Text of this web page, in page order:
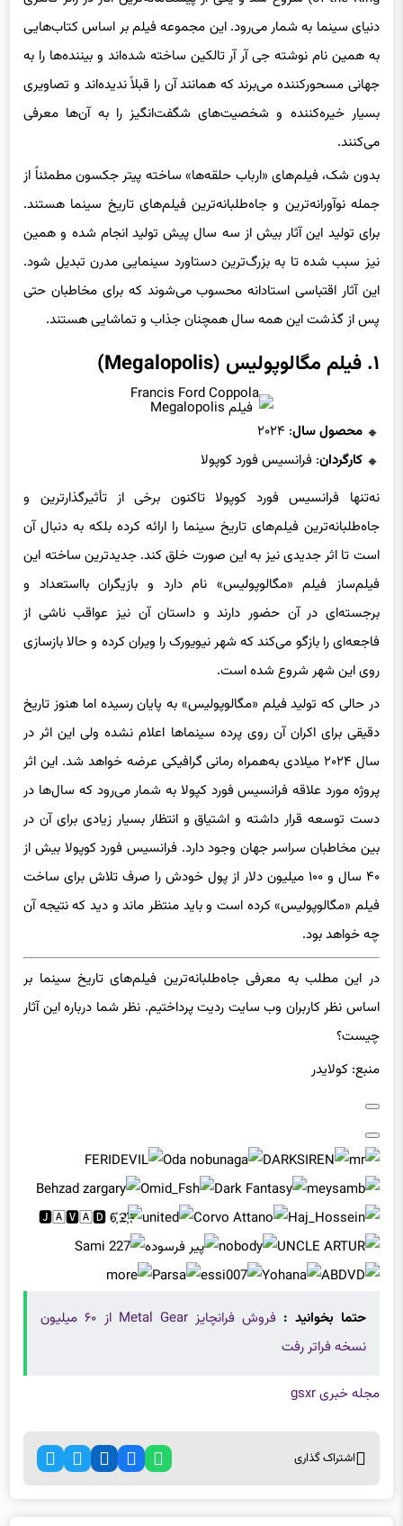
دنیای سینما به شمار می‌رود. این مجموعه فیلم بر اساس کتاب‌هایی
به همین نام نوشته جی آر آر تالکین ساخته شده‌اند و بیننده‌ها را به
جهانی مسحورکننده می‌برند که همانند آن را قبلاً ندیده‌اند و تصاویری
بسیار خیره‌کننده و شخصیت‌های شگفت‌انگیز را به آن‌ها معرفی
می‌کنند.
بدون شک، فیلم‌های «ارباب حلقه‌ها» ساخته پیتر جکسون مطمئناً از
جمله نوآورانه‌ترین و جاه‌طلبانه‌ترین فیلم‌های تاریخ سینما هستند.
برای تولید این آثار بیش از سه سال پیش تولید انجام شده و همین
نیز سبب شده تا به بزرگ‌ترین دستاورد سینمایی مدرن تبدیل شود.
این آثار اقتباسی استادانه محسوب می‌شوند که برای مخاطبان حتی
پس از گذشت این همه سال همچنان جذاب و تماشایی هستند.
۱. فیلم مگالوپولیس (Megalopolis)
فیلم Megalopolis
محصول سال: ۲۰۲۴
کارگردان: فرانسیس فورد کوپولا
نه‌تنها فرانسیس فورد کوپولا تاکنون برخی از تأثیرگذارترین و
جاه‌طلبانه‌ترین فیلم‌های تاریخ سینما را ارائه کرده بلکه به دنبال آن
است تا اثر جدیدی نیز به این صورت خلق کند. جدیدترین ساخته این
فیلم‌ساز فیلم «مگالوپولیس» نام دارد و بازیگران بااستعداد و
برجسته‌ای در آن حضور دارند و داستان آن نیز عواقب ناشی از
فاجعه‌ای را بازگو می‌کند که شهر نیویورک را ویران کرده و حالا بازسازی
روی این شهر شروع شده است.
در حالی که تولید فیلم «مگالوپولیس» به پایان رسیده اما هنوز تاریخ
دقیقی برای اکران آن روی پرده سینماها اعلام نشده ولی این اثر در
سال ۲۰۲۴ میلادی به‌همراه رمانی گرافیکی عرضه خواهد شد. این اثر
پروژه مورد علاقه فرانسیس فورد کپولا به شمار می‌رود که سال‌ها در
دست توسعه قرار داشته و اشتیاق و انتظار بسیار زیادی برای آن در
بین مخاطبان سراسر جهان وجود دارد. فرانسیس فورد کوپولا بیش از
۴۰ سال و ۱۰۰ میلیون دلار از پول خودش را صرف تلاش برای ساخت
فیلم «مگالوپولیس» کرده است و باید منتظر ماند و دید که نتیجه آن
چه خواهد بود.
در این مطلب به معرفی جاه‌طلبانه‌ترین فیلم‌های تاریخ سینما بر
اساس نظر کاربران وب سایت ردیت پرداختیم. نظر شما درباره این آثار
چیست؟
منبع: کولایدر
حتما بخوانید :
فروش فرانچایز Metal Gear از ۶۰ میلیون
نسخه فراتر رفت
مجله خبری gsxr
اشتراک گذاری